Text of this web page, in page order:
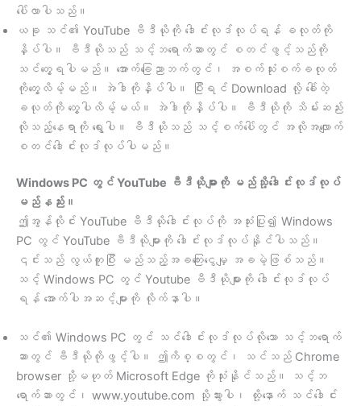
ပေါ်လာပါသည်။
ယခု သင်၏ YouTube ဗီဒီယိုကို ဒေါင်းလုဒ်လုပ်ရန် ခလုတ်ကို
နှိပ်ပါ။ ဗီဒီယိုသည် သင့်ဘရောက်ဆာတွင် စတင်ဖွင့်သည်ကို
သင်တွေ့ရပါမည်။ အောက်ခြေညာဘက်တွင်၊ အစက်သုံးစက်ခလုတ်
ကိုတွေ့လိမ့်မည်။ အဲဒါကိုနှိပ်ပါ။ ပြီးရင် Download လို့ ခေါ်တဲ့
ခလုတ်ကို တွေ့ပါလိမ့်မယ်။ အဲဒါကိုနှိပ်ပါ။ ဗီဒီယိုကို သိမ်းဆည်း
လိုသည့်နေရာကို ရွေးပါ။ ဗီဒီယိုသည် သင့်စက်ပေါ်တွင် အလိုအလျောက်
စတင်ဒေါင်းလုဒ်လုပ်ပါမည်။
Windows PC တွင် YouTube ဗီဒီယိုများကို မည်သို့ဒေါင်းလုဒ်လုပ်
မည်နည်း။
ဤအွန်လိုင်း YouTube ဗီဒီယိုဒေါင်းလုပ်ကို အသုံးပြု၍ Windows
PC တွင် YouTube ဗီဒီယိုများကို ဒေါင်းလုဒ်လုပ်နိုင်ပါသည်။
၎င်းသည် လွယ်ကူပြီး မည်သည့်အခကြေးငွေမျှ အခမဲ့ဖြစ်သည်။
သင့် Windows PC တွင် Youtube ဗီဒီယိုများကို ဒေါင်းလုဒ်လုပ်
ရန် အောက်ပါအဆင့်များကို လိုက်နာပါ။
သင်၏ Windows PC တွင် သင်ဒေါင်းလုဒ်လုပ်လိုသော သင့်ဘရောက်
ဆာတွင် ဗီဒီယိုကိုဖွင့်ပါ။ ဤကိစ္စတွင်၊ သင်သည် Chrome
browser သို့မဟုတ် Microsoft Edge ကိုသုံးနိုင်သည်။ သင့်ဘ
ရောက်ဆာတွင်၊ www.youtube.com သို့သွားပါ၊ ထို့နောက် သင်ဒေါင်း